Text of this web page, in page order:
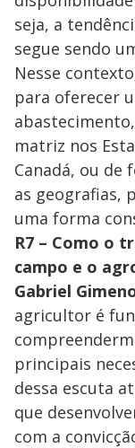
seja, a
segue sendo
Nesse
para oferecer
matriz nos
Canadá, ou de
as geografias,
uma forma
R7 – Como o
campo e o
Gabriel
agricultor é
principais
dessa escuta
que
com a